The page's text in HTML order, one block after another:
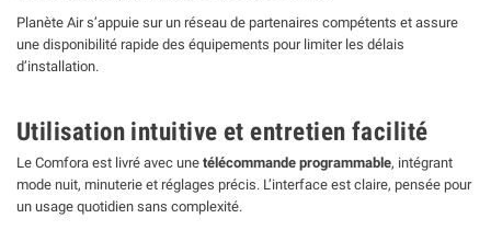
Planète Air s’appuie sur un réseau de partenaires compétents et assure
une disponibilité rapide des équipements pour limiter les délais
d’installation.
Utilisation intuitive et entretien facilité
Le Comfora est livré avec une télécommande programmable, intégrant
mode nuit, minuterie et réglages précis. L’interface est claire, pensée pour
un usage quotidien sans complexité.